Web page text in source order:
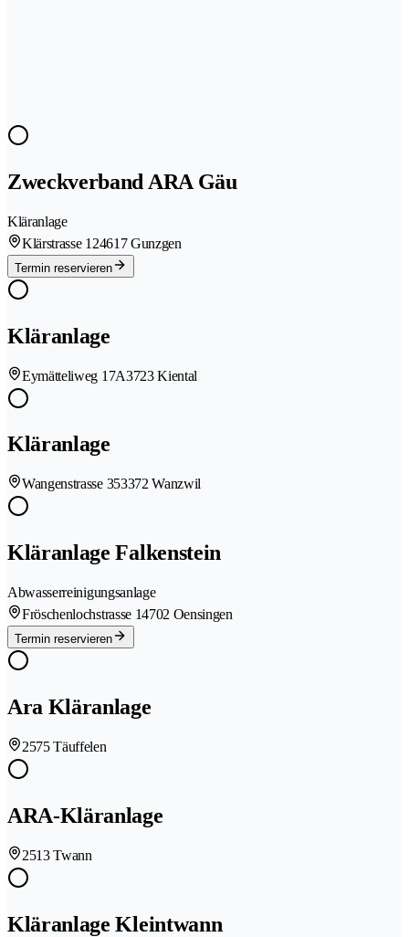
Zweckverband ARA Gäu
Kläranlage
Klärstrasse 124617 Gunzgen
Termin reservieren
Kläranlage
Eymätteliweg 17A3723 Kiental
Kläranlage
Wangenstrasse 353372 Wanzwil
Kläranlage Falkenstein
Abwasserreinigungsanlage
Fröschenlochstrasse 14702 Oensingen
Termin reservieren
Ara Kläranlage
2575 Täuffelen
ARA-Kläranlage
2513 Twann
Kläranlage Kleintwann